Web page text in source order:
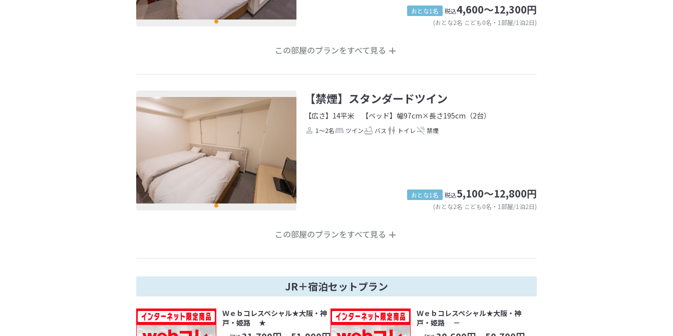
おとな1名 税込4,600～12,300円
(おとな2名 こども0名・1部屋/1泊2日)
この部屋のプランをすべて見る
【禁煙】スタンダードツイン
【広さ】14平米 【ベッド】幅97cm×長さ195cm（2台）
1～2名 ツイン バス トイレ 禁煙
おとな1名 税込5,100～12,800円
(おとな2名 こども0名・1部屋/1泊2日)
この部屋のプランをすべて見る
JR＋宿泊セットプラン
Ｗｅｂコレスペシャル★大阪・神
戸・姫路 ★
Ｗｅｂコレスペシャル★大阪・神
戸・姫路 －